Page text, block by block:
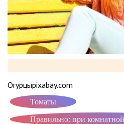
Огурцыpixabay.com
Томаты
Правильно: при